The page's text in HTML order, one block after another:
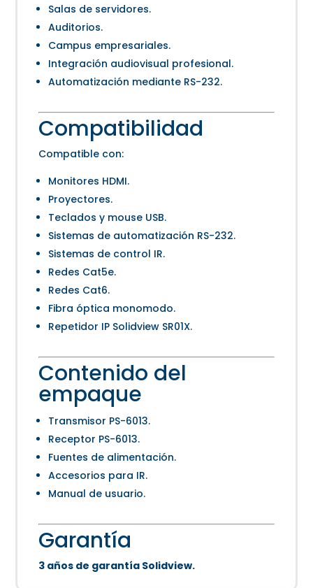
Salas de servidores.
Auditorios.
Campus empresariales.
Integración audiovisual profesional.
Automatización mediante RS-232.
Compatibilidad
Compatible con:
Monitores HDMI.
Proyectores.
Teclados y mouse USB.
Sistemas de automatización RS-232.
Sistemas de control IR.
Redes Cat5e.
Redes Cat6.
Fibra óptica monomodo.
Repetidor IP Solidview SR01X.
Contenido del
empaque
Transmisor PS-6013.
Receptor PS-6013.
Fuentes de alimentación.
Accesorios para IR.
Manual de usuario.
Garantía
3 años de garantía Solidview.